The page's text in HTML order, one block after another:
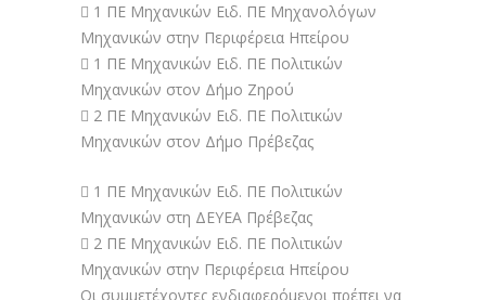
 1 ΠΕ Μηχανικών Ειδ. ΠΕ Μηχανολόγων
Μηχανικών στην Περιφέρεια Ηπείρου
 1 ΠΕ Μηχανικών Ειδ. ΠΕ Πολιτικών
Μηχανικών στον Δήμο Ζηρού
 2 ΠΕ Μηχανικών Ειδ. ΠΕ Πολιτικών
Μηχανικών στον Δήμο Πρέβεζας
 1 ΠΕ Μηχανικών Ειδ. ΠΕ Πολιτικών
Μηχανικών στη ΔΕΥΕΑ Πρέβεζας
 2 ΠΕ Μηχανικών Ειδ. ΠΕ Πολιτικών
Μηχανικών στην Περιφέρεια Ηπείρου
Οι συμμετέχοντες ενδιαφερόμενοι πρέπει να